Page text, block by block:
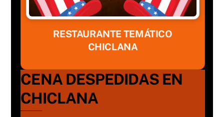
RESTAURANTE TEMÁTICO
CHICLANA
CENA DESPEDIDAS EN
CHICLANA